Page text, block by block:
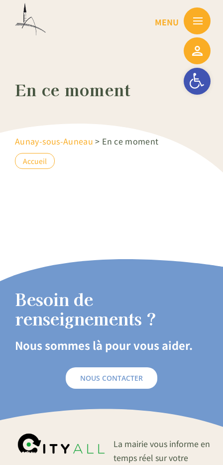
Ouvrir la
En ce moment
Aunay-sous-Auneau > En ce moment
Accueil
Besoin de
renseignements ?
Nous sommes là pour vous aider.
NOUS CONTACTER
La mairie vous informe en
temps réel sur votre